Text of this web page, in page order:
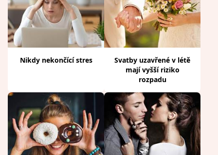
Nikdy nekončící stres
Svatby uzavřené v létě
mají vyšší riziko
rozpadu